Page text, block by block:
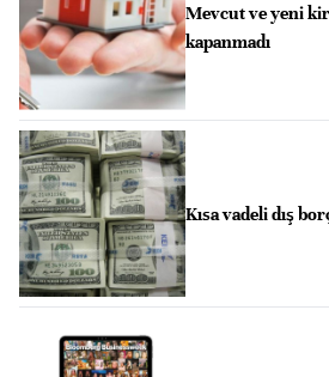
Mevcut ve yeni
kapanmadı
Kısa vadeli dış